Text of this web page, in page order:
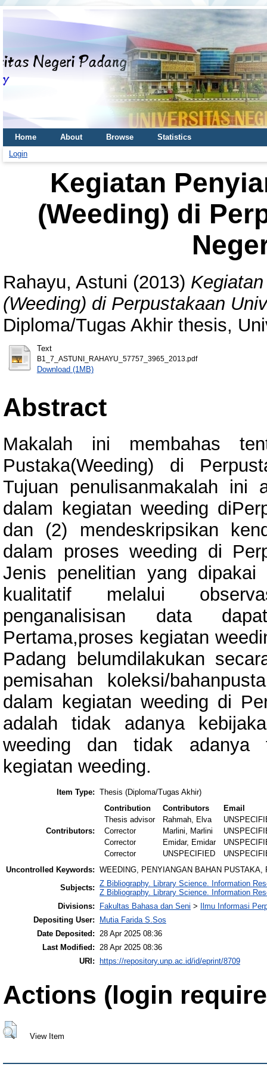
Home About Browse
Statistics
Login
Kegiatan
(Weeding) di
Rahayu, Astuni (2013)
(Weeding) di Perpustakaan
Diploma/Tugas Akhir thesis,
Text
B1_7_ASTUNI_RAHAYU_57757_3965_2013.pdf
Download (1MB)
Abstract
Makalah ini membahas
Pustaka(Weeding) di
Tujuan penulisanmakalah ini
dalam kegiatan weeding
dan (2) mendeskripsikan
dalam proses weeding di
Jenis penelitian yang dipakai
kualitatif melalui
penganalisisan data
Pertama,proses kegiatan
Padang belumdilakukan
pemisahan koleksi/
dalam kegiatan weeding di
adalah tidak adanya
weeding dan tidak adanya
kegiatan weeding.
Item Type: Thesis (Diploma/Tugas Akhir)
Contributors:
Contribution Contributors
Email
Thesis advisor
Rahmah, Elva
Corrector
Marlini, Marlini
Corrector
Emidar, Emidar
Corrector
UNSPECIFIED
Uncontrolled Keywords: WEEDING, PENYIANGAN BAHAN
Subjects: Z Bibliography. Library Science. Information
Z Bibliography. Library Science. Information
Divisions:
Fakultas Bahasa dan Seni >
Ilmu Informasi
Depositing User:
Mutia Farida S.Sos
Date Deposited: 28 Apr 2025 08:36
Last Modified: 28 Apr 2025 08:36
URI:
https://repository.unp.ac.id/id/eprint/8709
Actions (login
View Item